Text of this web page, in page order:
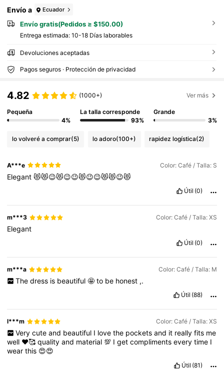
Envío a Ecuador
Envío gratis(Pedidos ≥ $150.00)
Entrega estimada: 10-18 Días laborables
Devoluciones aceptadas
Pagos seguros · Protección de privacidad
4.82 (1000+) Ver más
Pequeña
4%
La talla corresponde
93%
Grande
3%
lo volveré a comprar(5) lo adoro(100+) rapidez logística(2)
A***e Color: Café / Talla: S
Elegant😻😻😉😻😉😉😻😉😉😻😻😉😻
Útil (0)
m***3 Color: Café / Talla: XS
Elegant
Útil (0)
m***a Color: Café / Talla: M
The dress is beautiful 🤩 to be honest ,.
Útil (88)
l***m Color: Café / Talla: XS
Very cute and beautiful I love the pockets and it really fits me
well ❤️🥰qualityand material💯 Igetcomplimentseverytime I
wearthis 😍😍
Útil (81)